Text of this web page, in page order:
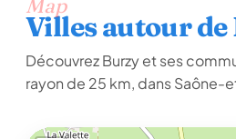
Map
Villes autour
Découvrez Burzy et ses
rayon de 25 km, dans Saône-